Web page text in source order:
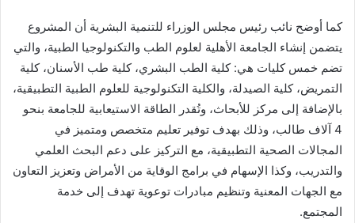
كما أوضح نائب رئيس مجلس الوزراء للتنمية البشرية أن المشروع
يتضمن إنشاء الجامعة الأهلية لعلوم الطب والتكنولوجيا الطبية، والتي
تضم خمس كليات هي: كلية الطب البشري، كلية طب الأسنان، كلية
التمريض، كلية الصيدلة، والكلية التكنولوجية للعلوم الطبية التطبيقية،
بالإضافة إلى مركز للأبحاث، وتُقدر الطاقة الاستيعابية للجامعة بنحو
4 آلاف طالب، وذلك بهدف توفير تعليم متخصص ومتميز في
المجالات الصحية التطبيقية، مع التركيز على دعم البحث العلمي
والتدريب، وكذا الإسهام في برامج الوقاية من الأمراض وتعزيز التعاون
مع الجهات المعنية وتنظيم مبادرات توعوية تهدف إلى خدمة
المجتمع.